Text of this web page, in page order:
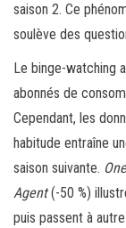
saison 2. Ce
soulève des
Le binge-watching
abonnés de
Cependant, les
habitude entraîne
saison suivante.
Agent(-50 %)
puis passent à